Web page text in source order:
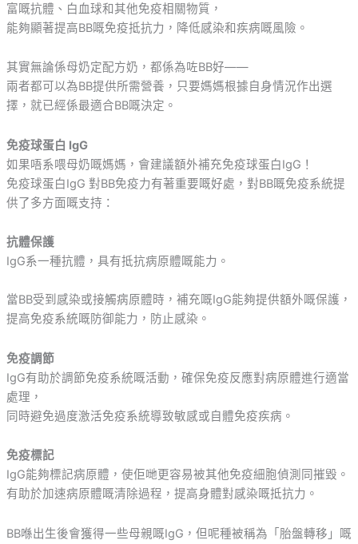
富嘅抗體、白血球和其他免疫相關物質，
能夠顯著提高BB嘅免疫抵抗力，降低感染和疾病嘅風險。
其實無論係母奶定配方奶，都係為咗BB好——
兩者都可以為BB提供所需營養，只要媽媽根據自身情況作出選
擇，就已經係最適合BB嘅決定。
免疫球蛋白 IgG
如果唔系喂母奶嘅媽媽，會建議額外補充免疫球蛋白IgG！
免疫球蛋白IgG 對BB免疫力有著重要嘅好處，對BB嘅免疫系統提
供了多方面嘅支持：
抗體保護
IgG系一種抗體，具有抵抗病原體嘅能力。
當BB受到感染或接觸病原體時，補充嘅IgG能夠提供額外嘅保護，
提高免疫系統嘅防御能力，防止感染。
免疫調節
IgG有助於調節免疫系統嘅活動，確保免疫反應對病原體進行適當
處理，
同時避免過度激活免疫系統導致敏感或自體免疫疾病。
免疫標記
IgG能夠標記病原體，使佢哋更容易被其他免疫細胞偵測同摧毀。
有助於加速病原體嘅清除過程，提高身體對感染嘅抵抗力。
BB喺出生後會獲得一些母親嘅IgG，但呢種被稱為「胎盤轉移」嘅